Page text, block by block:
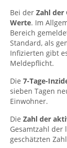
Bei der Zahl der
Werte. Im
Bereich
Standard, als
Infizierten gibt
Meldepflicht.
Die 7-Tage-
sieben Tagen
Einwohner.
Die Zahl der
Gesamtzahl der
geschätzten